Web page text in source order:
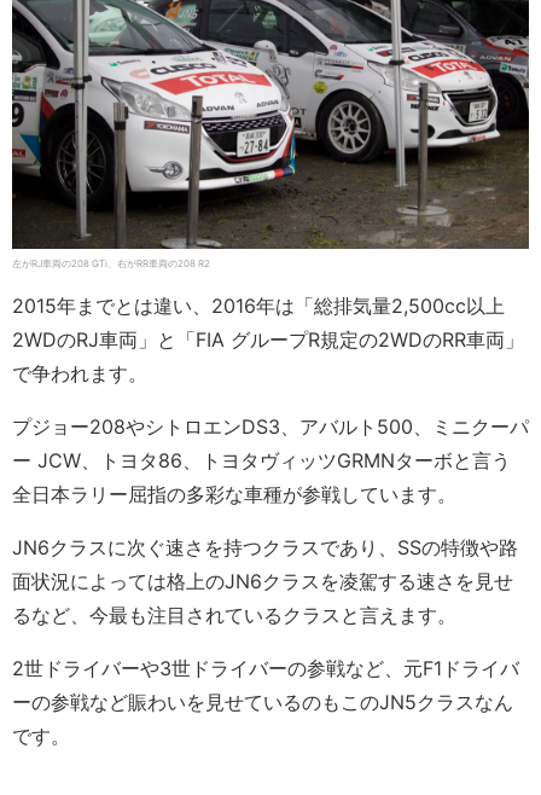
左がRJ車両の208 GTi、右がRR車両の208 R2
2015年までとは違い、2016年は「総排気量2,500cc以上
2WDのRJ車両」と「FIA グループR規定の2WDのRR車両」
で争われます。
プジョー208やシトロエンDS3、アバルト500、ミニクーパ
ー JCW、トヨタ86、トヨタヴィッツGRMNターボと言う
全日本ラリー屈指の多彩な車種が参戦しています。
JN6クラスに次ぐ速さを持つクラスであり、SSの特徴や路
面状況によっては格上のJN6クラスを凌駕する速さを見せ
るなど、今最も注目されているクラスと言えます。
2世ドライバーや3世ドライバーの参戦など、元F1ドライバ
ーの参戦など賑わいを見せているのもこのJN5クラスなん
です。